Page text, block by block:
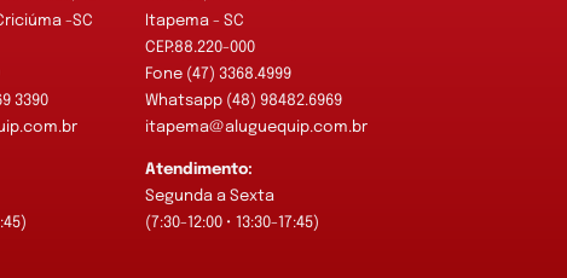
-SC
3390
Itapema - SC
CEP:88.220-000
Fone (47) 3368.4999
Whatsapp (48) 98482.6969
itapema@aluguequip.com.br
Atendimento:
Segunda a Sexta
(7:30-12:00 • 13:30-17:45)